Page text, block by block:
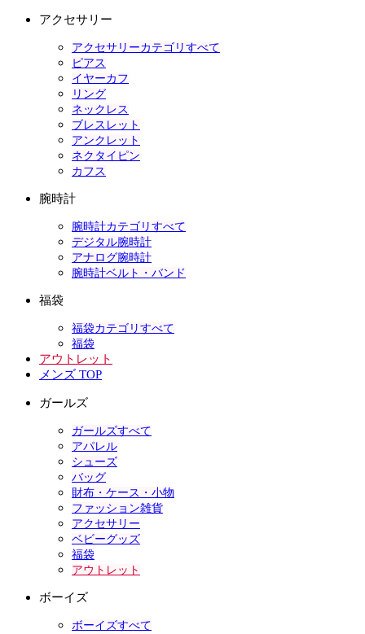
アクセサリー
アクセサリーカテゴリすべて
ピアス
イヤーカフ
リング
ネックレス
ブレスレット
アンクレット
ネクタイピン
カフス
腕時計
腕時計カテゴリすべて
デジタル腕時計
アナログ腕時計
腕時計ベルト・バンド
福袋
福袋カテゴリすべて
福袋
アウトレット
メンズ TOP
ガールズ
ガールズすべて
アパレル
シューズ
バッグ
財布・ケース・小物
ファッション雑貨
アクセサリー
ベビーグッズ
福袋
アウトレット
ボーイズ
ボーイズすべて